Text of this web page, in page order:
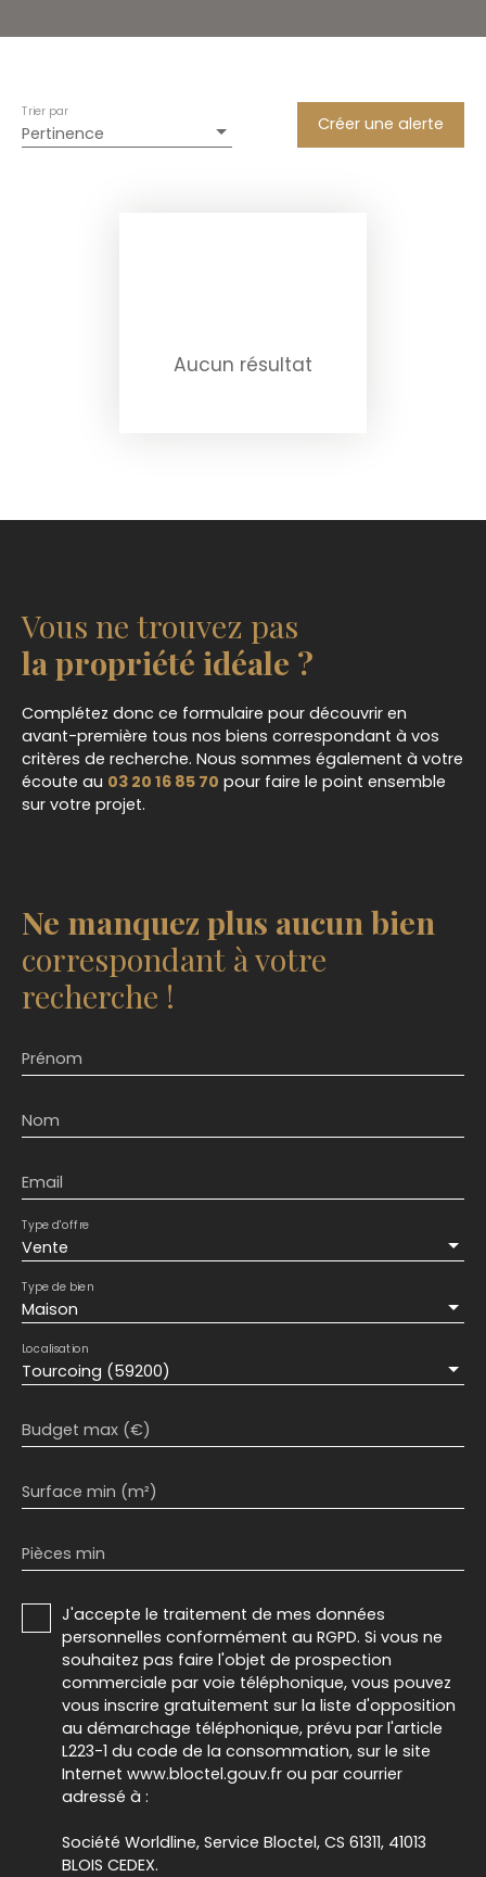
Pertinence
Trier par
Créer une alerte
Aucun résultat
Vous ne trouvez pas
la propriété idéale ?
Complétez donc ce formulaire pour découvrir en
avant-première tous nos biens correspondant à vos
critères de recherche. Nous sommes également à votre
écoute au 03 20 16 85 70 pour faire le point ensemble
sur votre projet.
Ne manquez plus aucun bien
correspondant à votre
recherche !
Prénom
Nom
Email
Vente
Type d'offre
Maison
Type de bien
Tourcoing (59200)
Localisation
Budget max (€)
Surface min (m²)
Pièces min
J'accepte le traitement de mes données
personnelles conformément au RGPD. Si vous ne
souhaitez pas faire l'objet de prospection
commerciale par voie téléphonique, vous pouvez
vous inscrire gratuitement sur la liste d'opposition
au démarchage téléphonique, prévu par l'article
L223-1 du code de la consommation, sur le site
Internet www.bloctel.gouv.fr ou par courrier
adressé à :
Société Worldline, Service Bloctel, CS 61311, 41013
BLOIS CEDEX.